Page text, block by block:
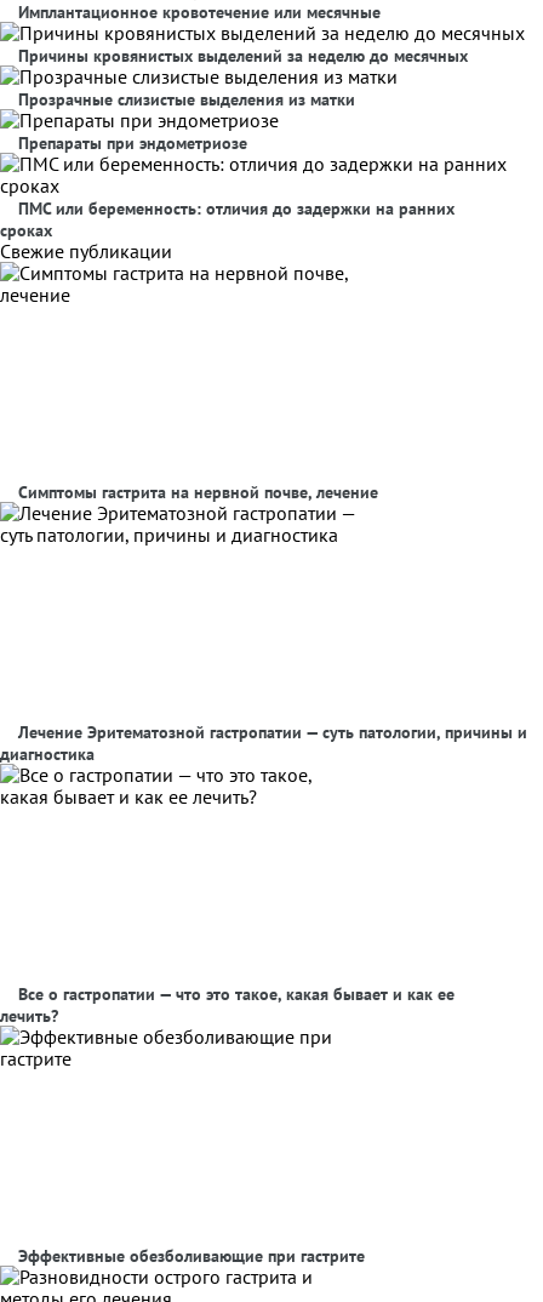
Имплантационное кровотечение или месячные
Причины кровянистых выделений за неделю до месячных
Прозрачные слизистые выделения из матки
Препараты при эндометриозе
ПМС или беременность: отличия до задержки на ранних
сроках
Свежие публикации
Симптомы гастрита на нервной почве, лечение
Лечение Эритематозной гастропатии — суть патологии, причины и
диагностика
Все о гастропатии — что это такое, какая бывает и как ее
лечить?
Эффективные обезболивающие при гастрите